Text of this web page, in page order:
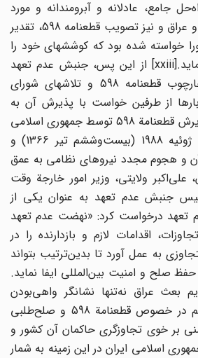
جامع، عادلانه و آبرومندانه و مورد
قبول هر دو کشور ایران و عراق و نیز تصویب قطعنامه 598، تقدیر
خواسته شده بود که کوششهای خود را
برای صلح دو چندان نماید.[xxiii] از این پس، جنبش عدم تعهد
تمام هم خود را در چارچوب قطعنامه 598 و تلاشهای شورای
از طرفین خواست با پذیرش آن به
جنگ پایان دهند. با پذیرش قطعنامة 598 توسط جمهوری اسلامی
ایران در تاریخ هفدهم ژوئیه 1988 (بیست‌وششم تیر 1366) و
و هجوم مجدد نیروهای نظامی به عمق
ولایتی، وزیر امور خارجة وقت
جنبش عدم تعهد به عنوان یکی از
درخواست کرد: «نهضت عدم تعهد
اقدامات لازم و بازدارنده را در
به عمل آورد تا بدین‌ترتیب بتواند
صلح و امنیت بین‌المللی ایفا نماید.
بعث عراق نه‌تنها نشانگر واهی‌بودن
ادعاهای گذشتة آن رژیم در خصوص قطعنامة 598 و صلح‌طلبی
بر خوی تجاوزگری حاکمان آن کشور و
اسلامی ایران در این زمینه به شمار